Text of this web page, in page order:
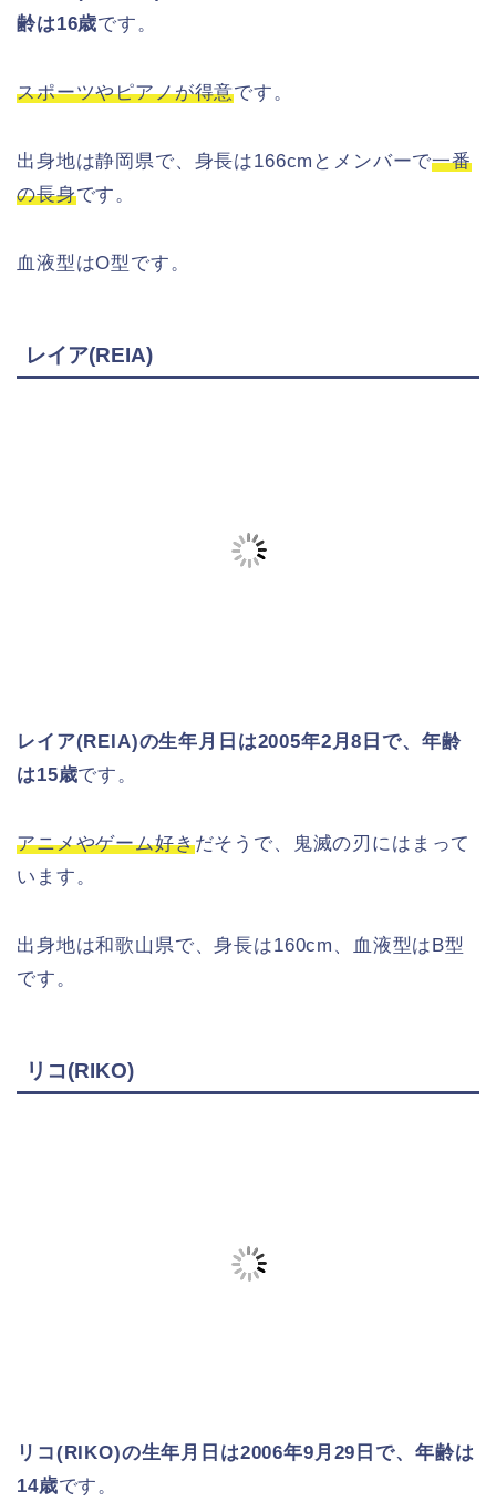
齢は16歳です。
スポーツやピアノが得意です。
出身地は静岡県で、身長は166cmとメンバーで一番
の長身です。
血液型はO型です。
レイア(REIA)
レイア(REIA)の生年月日は2005年2月8日で、年齢
は15歳です。
アニメやゲーム好きだそうで、鬼滅の刃にはまって
います。
出身地は和歌山県で、身長は160cm、血液型はB型
です。
リコ(RIKO)
リコ(RIKO)の生年月日は2006年9月29日で、年齢は
14歳です。